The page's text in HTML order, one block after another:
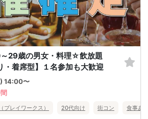
29歳の男女・料理☆飲放題
・着席型】１名参加も大歓迎
14:00〜
プレイワークス） 20代向け 街コン 食事あ